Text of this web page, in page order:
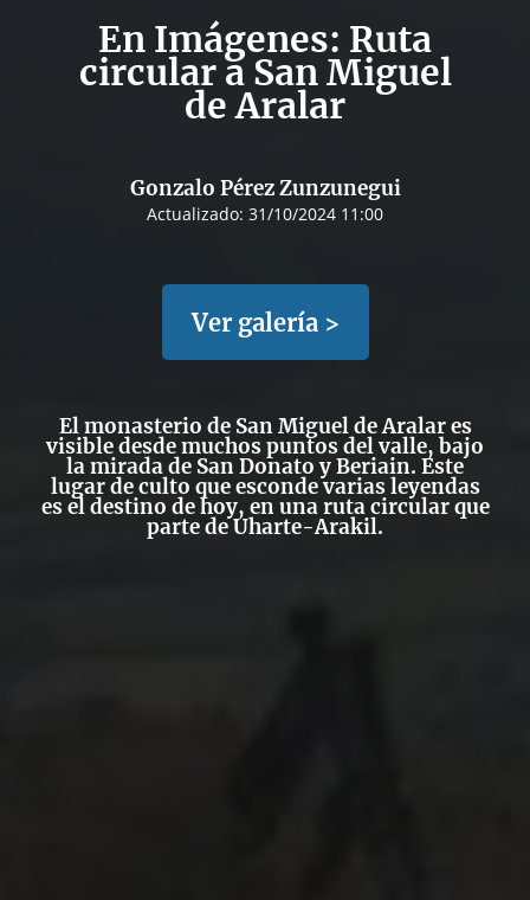
En Imágenes: Ruta
circular a San Miguel
de Aralar
Gonzalo Pérez Zunzunegui
Actualizado: 31/10/2024 11:00
Ver galería >
El monasterio de San Miguel de Aralar es
visible desde muchos puntos del valle, bajo
la mirada de San Donato y Beriain. Este
lugar de culto que esconde varias leyendas
es el destino de hoy, en una ruta circular que
parte de Uharte-Arakil.